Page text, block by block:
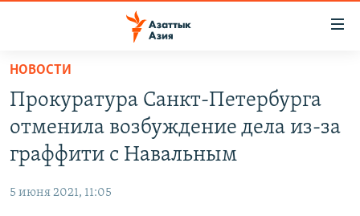
Вернуться
основному
содержанию
Вернутся
главной
КАЗАХСТАН
КЫРГЫЗСТАН
ТАДЖИКИСТАН
НОВОСТИ
ВОЙНА В УКРАИНЕ
НОВОСТИ
Прокуратура Санкт-Петербурга
отменила возбуждение дела из-за
граффити с Навальным
5 июня 2021, 11:05